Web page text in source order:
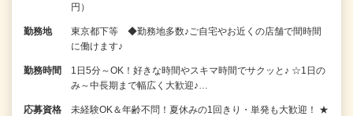
円）
勤務地
東京都下等 ◆勤務地多数♪ご自宅やお近くの店舗で間時間
に働けます♪
勤務時間
1日5分～OK！好きな時間やスキマ時間でサクッと♪ ☆1日の
み～中長期まで幅広く大歓迎♪…
応募資格
未経験OK＆年齢不問！夏休みの1回きり・単発も大歓迎！ ★